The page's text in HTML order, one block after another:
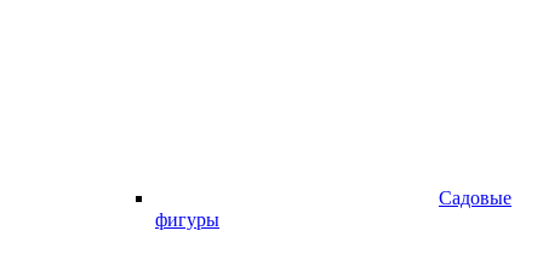
Садовые
фигуры